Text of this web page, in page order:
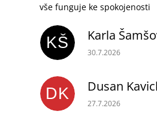
vše funguje ke spokojenosti
KŠ Karla
Hodnocení
30.7.2026
DK Dusan
Hodnocení
27.7.2026